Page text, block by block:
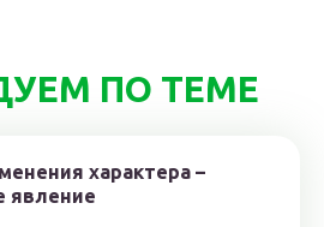
ПО ТЕМЕ